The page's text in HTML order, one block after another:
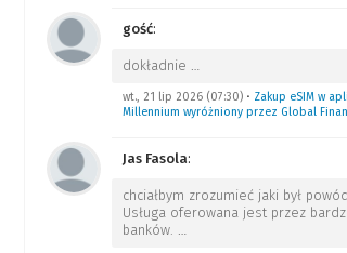
gość:
dokładnie …
wt., 21 lip 2026 (07:30)• Zakup eSIM w
Millennium wyróżniony przez Global
Jas Fasola:
chciałbym zrozumieć jaki był
Usługa oferowana jest przez
banków. …